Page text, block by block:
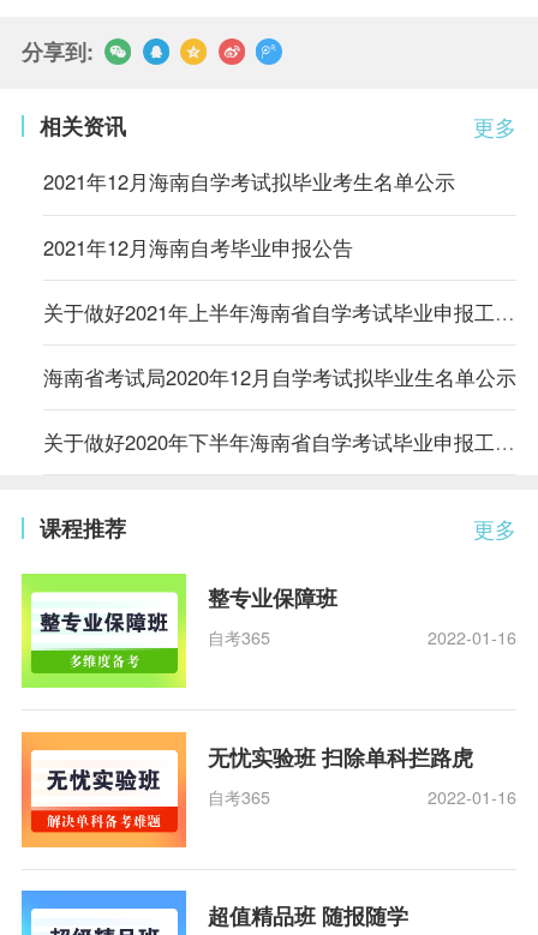
分享到:
更多
相关资讯
2021年12月海南自学考试拟毕业考生名单公示
2021年12月海南自考毕业申报公告
关于做好2021年上半年海南省自学考试毕业申报工作的公告
海南省考试局2020年12月自学考试拟毕业生名单公示
关于做好2020年下半年海南省自学考试毕业申报工作的公告
更多
课程推荐
整专业保障班
自考365 2022-01-16
无忧实验班 扫除单科拦路虎
自考365 2022-01-16
超值精品班 随报随学